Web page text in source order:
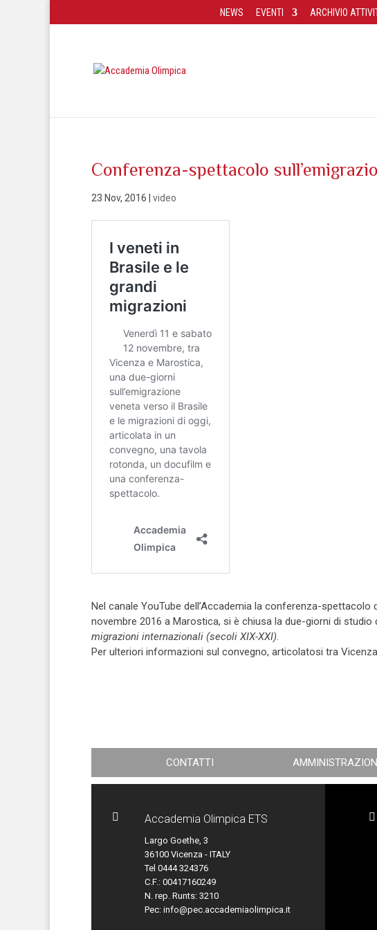
NEWS EVENTI ARCHIVIO
Conferenza-spettacolo
23 Nov, 2016 video
Nel canale YouTube dell’Accademia la conferenza-
novembre 2016 a Marostica, si è chiusa la due-giorni di studio
migrazioni internazionali (secoli XIX-XXI).
Per ulteriori informazioni sul convegno, articolatosi tra
CONTATTI
 Accademia Olimpica ETS
Largo Goethe, 3
36100 Vicenza - ITALY
Tel 0444 324376
C.F.: 00417160249
N. rep. Runts: 3210
Pec:info@pec.accademiaolimpica.it
